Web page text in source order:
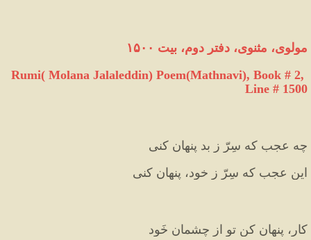
مولوی، مثنوی، دفتر دوم، بیت ۱۵۰۰
Rumi( Molana Jalaleddin) Poem(Mathnavi), Book # 2,
Line # 1500
چه عجب که سِرّ ز بد پنهان کنی
این عجب که سِرّ ز خود، پنهان کنی
کار، پنهان کن تو از چشمانِ خَود